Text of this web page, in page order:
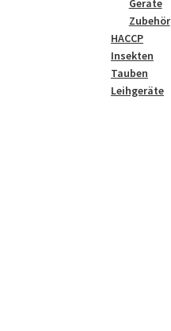
Geräte
Zubehör
HACCP
Insekten
Tauben
Leihgeräte